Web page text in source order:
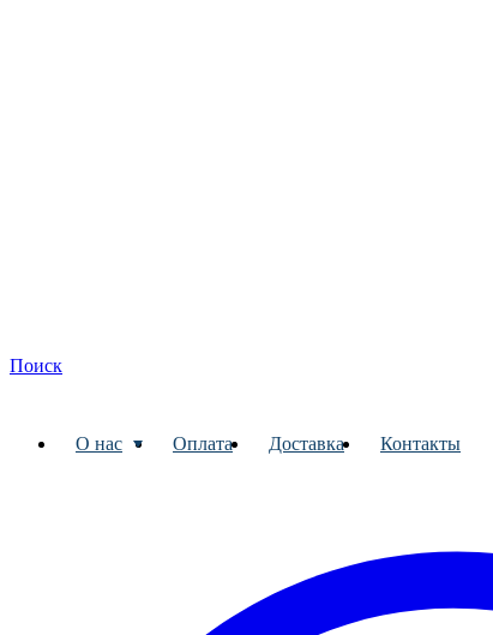
Поиск
О нас Оплата Доставка Контакты